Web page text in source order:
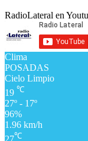
RadioLateral en
Clima
POSADAS
Cielo Limpio
19 ℃
27º - 17º
96%
1.96 km/h
℃